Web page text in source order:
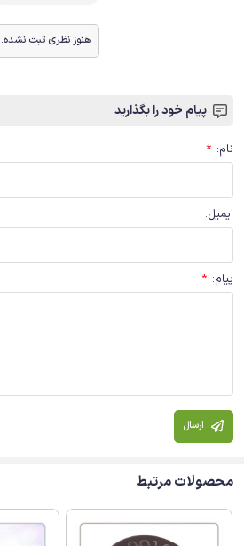
هنوز نظری ثبت نشده.
پیام خود را بگذارید
نام:
*
ایمیل:
پیام:
*
ارسال
محصولات مرتبط